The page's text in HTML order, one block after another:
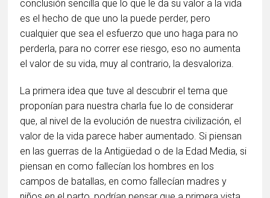
conclusión sencilla que lo que le da su valor a la vida
es el hecho de que uno la puede perder, pero
cualquier que sea el esfuerzo que uno haga para no
perderla, para no correr ese riesgo, eso no aumenta
el valor de su vida, muy al contrario, la desvaloriza.
La primera idea que tuve al descubrir el tema que
proponían para nuestra charla fue lo de considerar
que, al nivel de la evolución de nuestra civilización, el
valor de la vida parece haber aumentado. Si piensan
en las guerras de la Antigüedad o de la Edad Media, si
piensan en como fallecían los hombres en los
campos de batallas, en como fallecían madres y